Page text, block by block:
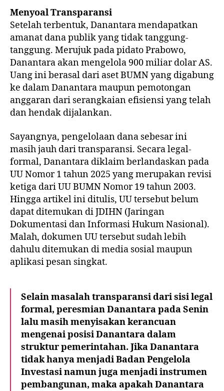
Menyoal Transparansi
Setelah terbentuk, Danantara mendapatkan
amanat dana publik yang tidak tanggung-
tanggung. Merujuk pada pidato Prabowo,
Danantara akan mengelola 900 miliar dolar AS.
Uang ini berasal dari aset BUMN yang digabung
ke dalam Danantara maupun pemotongan
anggaran dari serangkaian efisiensi yang telah
dan hendak dijalankan.
Sayangnya, pengelolaan dana sebesar ini
masih jauh dari transparansi. Secara legal-
formal, Danantara diklaim berlandaskan pada
UU Nomor 1 tahun 2025 yang merupakan revisi
ketiga dari UU BUMN Nomor 19 tahun 2003.
Hingga artikel ini ditulis, UU tersebut belum
dapat ditemukan di JDIHN (Jaringan
Dokumentasi dan Informasi Hukum Nasional).
Malah, dokumen UU tersebut sudah lebih
dahulu ditemukan di media sosial maupun
aplikasi pesan singkat.
Selain masalah transparansi dari sisi legal
formal, peresmian Danantara pada Senin
lalu masih menyisakan kerancuan
mengenai posisi Danantara dalam
struktur pemerintahan. Jika Danantara
tidak hanya menjadi Badan Pengelola
Investasi namun juga menjadi instrumen
pembangunan, maka apakah Danantara